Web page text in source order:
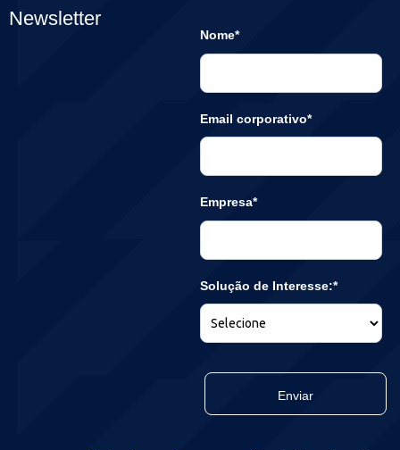
Newsletter
Nome*
Email corporativo*
Empresa*
Solução de Interesse:*
Enviar